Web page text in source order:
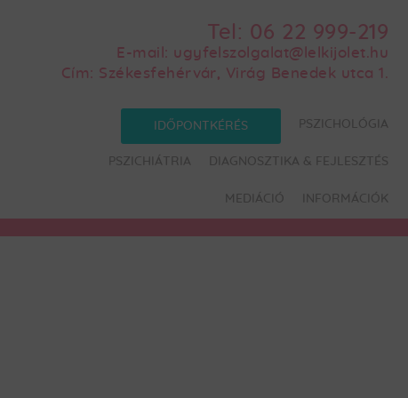
Tel: 06 22 999-219
E-mail: ugyfelszolgalat@lelkijolet.hu
Cím: Székesfehérvár, Virág Benedek utca 1.
IDŐPONTKÉRÉS PSZICHOLÓGIA
PSZICHIÁTRIA DIAGNOSZTIKA & FEJLESZTÉS
MEDIÁCIÓ INFORMÁCIÓK